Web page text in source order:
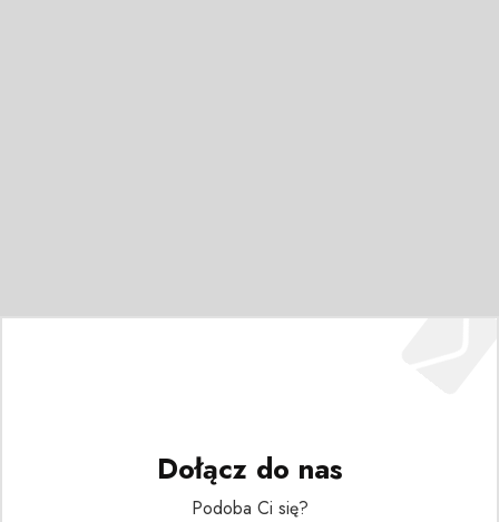
Dołącz do nas
Podoba Ci się?